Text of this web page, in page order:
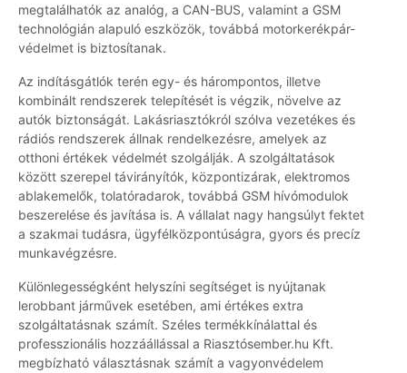
megtalálhatók az analóg, a CAN-BUS, valamint a GSM
technológián alapuló eszközök, továbbá motorkerékpár-
védelmet is biztosítanak.
Az indításgátlók terén egy- és hárompontos, illetve
kombinált rendszerek telepítését is végzik, növelve az
autók biztonságát. Lakásriasztókról szólva vezetékes és
rádiós rendszerek állnak rendelkezésre, amelyek az
otthoni értékek védelmét szolgálják. A szolgáltatások
között szerepel távirányítók, központizárak, elektromos
ablakemelők, tolatóradarok, továbbá GSM hívómodulok
beszerelése és javítása is. A vállalat nagy hangsúlyt fektet
a szakmai tudásra, ügyfélközpontúságra, gyors és precíz
munkavégzésre.
Különlegességként helyszíni segítséget is nyújtanak
lerobbant járművek esetében, ami értékes extra
szolgáltatásnak számít. Széles termékkínálattal és
professzionális hozzáállással a Riasztósember.hu Kft.
megbízható választásnak számít a vagyonvédelem